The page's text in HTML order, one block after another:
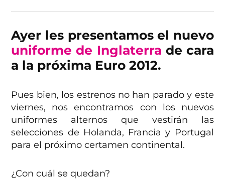
Ayer les presentamos el nuevo
uniforme de Inglaterra de cara
a la próxima Euro 2012.
Pues bien, los estrenos no han parado y este
viernes, nos encontramos con los nuevos
uniformes alternos que vestirán las
selecciones de Holanda, Francia y Portugal
para el próximo certamen continental.
¿Con cuál se quedan?